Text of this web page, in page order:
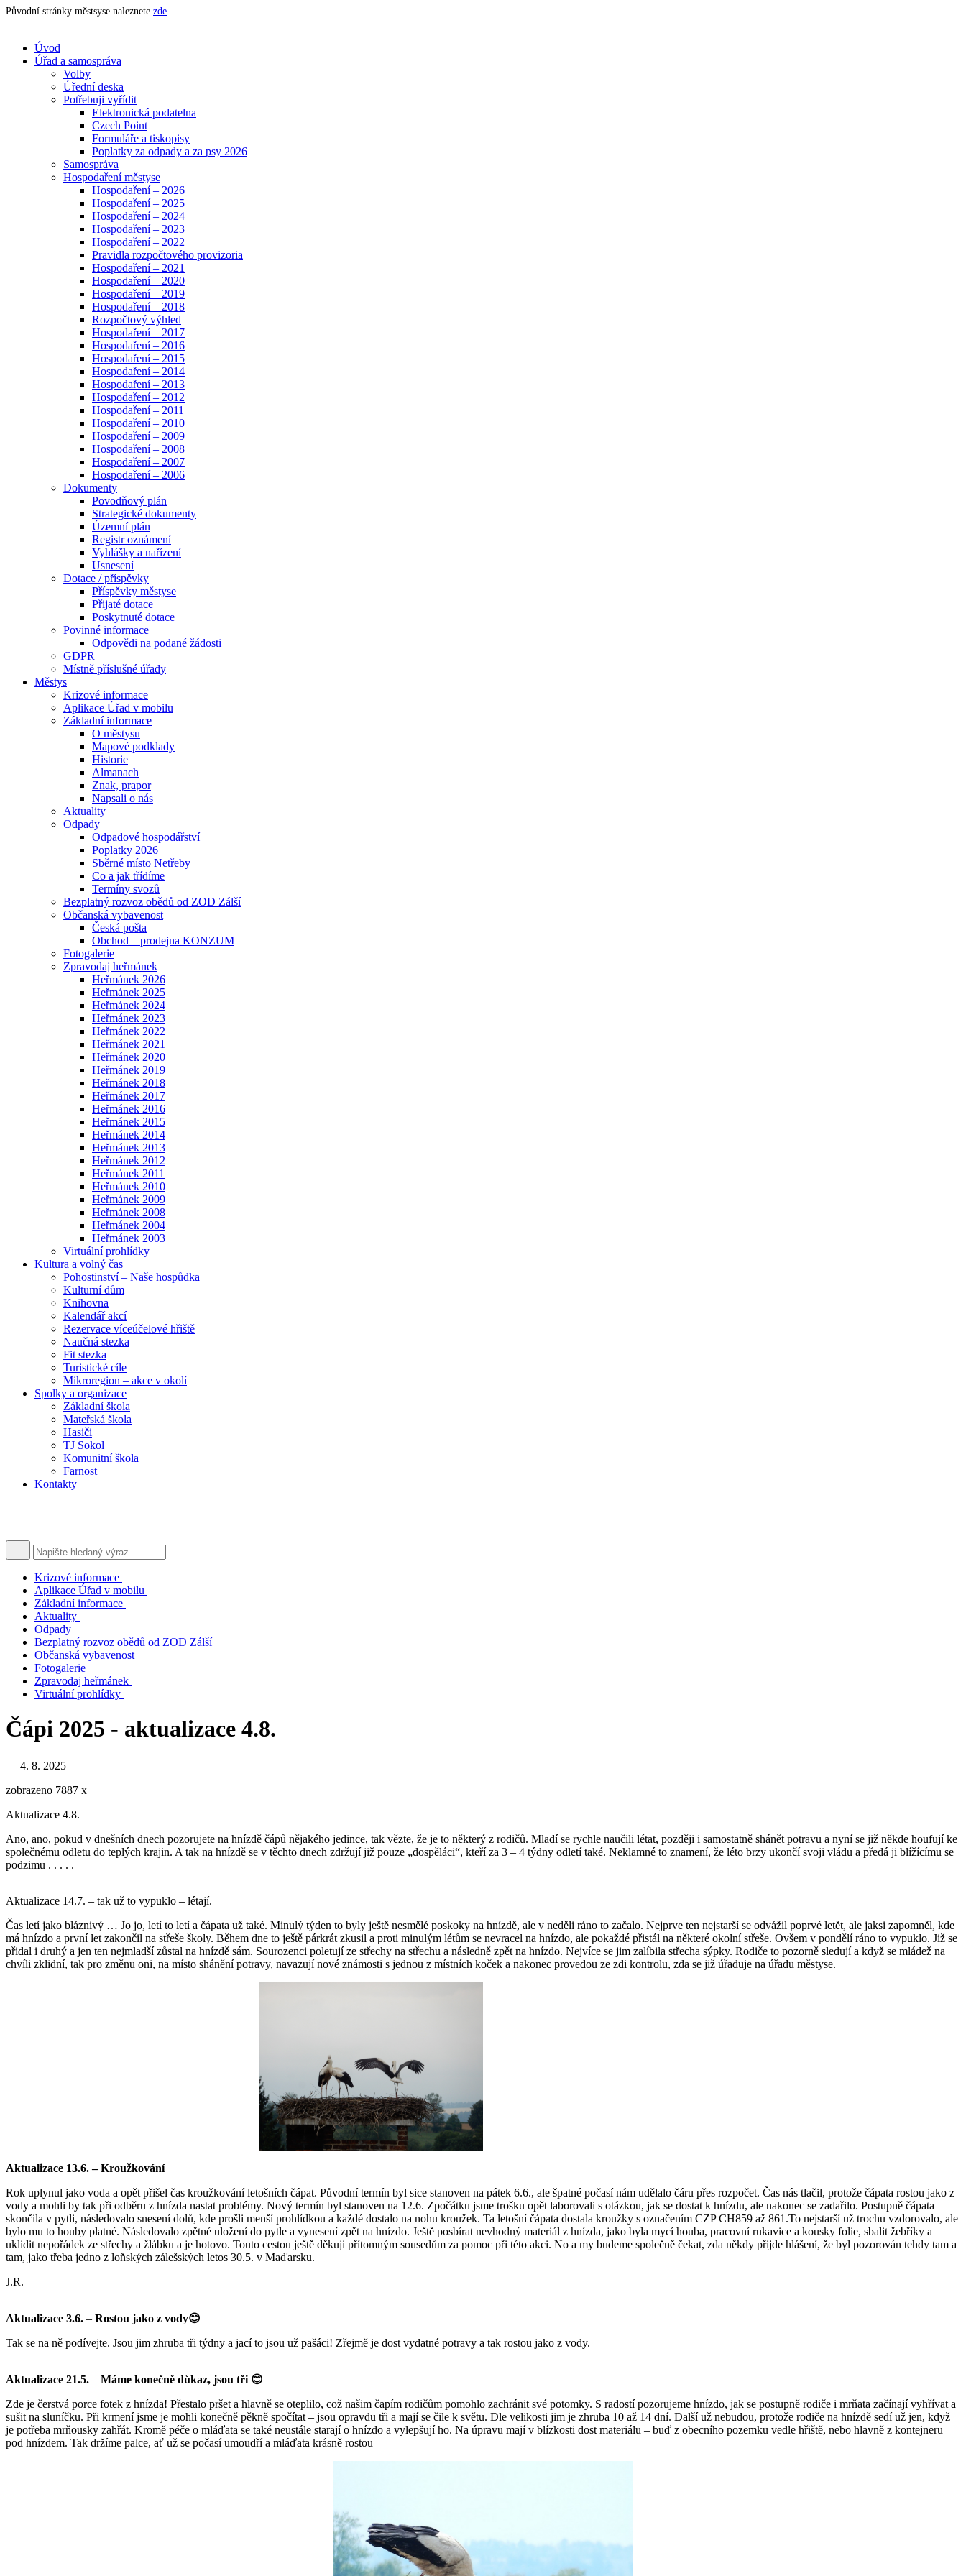
Původní stránky městsyse naleznete zde
Úvod
Úřad a samospráva
Volby
Úřední deska
Potřebuji vyřídit
Elektronická podatelna
Czech Point
Formuláře a tiskopisy
Poplatky za odpady a za psy 2026
Samospráva
Hospodaření městyse
Hospodaření – 2026
Hospodaření – 2025
Hospodaření – 2024
Hospodaření – 2023
Hospodaření – 2022
Pravidla rozpočtového provizoria
Hospodaření – 2021
Hospodaření – 2020
Hospodaření – 2019
Hospodaření – 2018
Rozpočtový výhled
Hospodaření – 2017
Hospodaření – 2016
Hospodaření – 2015
Hospodaření – 2014
Hospodaření – 2013
Hospodaření – 2012
Hospodaření – 2011
Hospodaření – 2010
Hospodaření – 2009
Hospodaření – 2008
Hospodaření – 2007
Hospodaření – 2006
Dokumenty
Povodňový plán
Strategické dokumenty
Územní plán
Registr oznámení
Vyhlášky a nařízení
Usnesení
Dotace / příspěvky
Příspěvky městyse
Přijaté dotace
Poskytnuté dotace
Povinné informace
Odpovědi na podané žádosti
GDPR
Místně příslušné úřady
Městys
Krizové informace
Aplikace Úřad v mobilu
Základní informace
O městysu
Mapové podklady
Historie
Almanach
Znak, prapor
Napsali o nás
Aktuality
Odpady
Odpadové hospodářství
Poplatky 2026
Sběrné místo Netřeby
Co a jak třídíme
Termíny svozů
Bezplatný rozvoz obědů od ZOD Zálší
Občanská vybavenost
Česká pošta
Obchod – prodejna KONZUM
Fotogalerie
Zpravodaj heřmánek
Heřmánek 2026
Heřmánek 2025
Heřmánek 2024
Heřmánek 2023
Heřmánek 2022
Heřmánek 2021
Heřmánek 2020
Heřmánek 2019
Heřmánek 2018
Heřmánek 2017
Heřmánek 2016
Heřmánek 2015
Heřmánek 2014
Heřmánek 2013
Heřmánek 2012
Heřmánek 2011
Heřmánek 2010
Heřmánek 2009
Heřmánek 2008
Heřmánek 2004
Heřmánek 2003
Virtuální prohlídky
Kultura a volný čas
Pohostinství – Naše hospůdka
Kulturní dům
Knihovna
Kalendář akcí
Rezervace víceúčelové hřiště
Naučná stezka
Fit stezka
Turistické cíle
Mikroregion – akce v okolí
Spolky a organizace
Základní škola
Mateřská škola
Hasiči
TJ Sokol
Komunitní škola
Farnost
Kontakty
Krizové informace
Aplikace Úřad v mobilu
Základní informace
Aktuality
Odpady
Bezplatný rozvoz obědů od ZOD Zálší
Občanská vybavenost
Fotogalerie
Zpravodaj heřmánek
Virtuální prohlídky
Čápi 2025 - aktualizace 4.8.
4. 8. 2025
zobrazeno 7887 x
Aktualizace 4.8.
Ano, ano, pokud v dnešních dnech pozorujete na hnízdě čápů nějakého jedince, tak vězte, že je to některý z rodičů. Mladí se rychle naučili létat, později i samostatně shánět potravu a nyní se již někde houfují ke
společnému odletu do teplých krajin. A tak na hnízdě se v těchto dnech zdržují již pouze „dospěláci“, kteří za 3 – 4 týdny odletí také. Neklamné to znamení, že léto brzy ukončí svoji vládu a předá ji blížícímu se
podzimu . . . . .
Aktualizace 14.7. – tak už to vypuklo – létají.
Čas letí jako bláznivý … Jo jo, letí to letí a čápata už také. Minulý týden to byly ještě nesmělé poskoky na hnízdě, ale v neděli ráno to začalo. Nejprve ten nejstarší se odvážil poprvé letět, ale jaksi zapomněl, kde
má hnízdo a první let zakončil na střeše školy. Během dne to ještě párkrát zkusil a proti minulým létům se nevracel na hnízdo, ale pokaždé přistál na některé okolní střeše. Ovšem v pondělí ráno to vypuklo. Již se
přidal i druhý a jen ten nejmladší zůstal na hnízdě sám. Sourozenci poletují ze střechy na střechu a následně zpět na hnízdo. Nejvíce se jim zalíbila střecha sýpky. Rodiče to pozorně sledují a když se mládež na
chvíli zklidní, tak pro změnu oni, na místo shánění potravy, navazují nové známosti s jednou z místních koček a nakonec provedou ze zdi kontrolu, zda se již úřaduje na úřadu městyse.
Aktualizace 13.6. – Kroužkování
Rok uplynul jako voda a opět přišel čas kroužkování letošních čápat. Původní termín byl sice stanoven na pátek 6.6., ale špatné počasí nám udělalo čáru přes rozpočet. Čas nás tlačil, protože čápata rostou jako z
vody a mohli by tak při odběru z hnízda nastat problémy. Nový termín byl stanoven na 12.6. Zpočátku jsme trošku opět laborovali s otázkou, jak se dostat k hnízdu, ale nakonec se zadařilo. Postupně čápata
skončila v pytli, následovalo snesení dolů, kde prošli menší prohlídkou a každé dostalo na nohu kroužek. Ta letošní čápata dostala kroužky s označením CZP CH859 až 861.To nejstarší už trochu vzdorovalo, ale
bylo mu to houby platné. Následovalo zpětné uložení do pytle a vynesení zpět na hnízdo. Ještě posbírat nevhodný materiál z hnízda, jako byla mycí houba, pracovní rukavice a kousky folie, sbalit žebříky a
uklidit nepořádek ze střechy a žlábku a je hotovo. Touto cestou ještě děkuji přítomným sousedům za pomoc při této akci. No a my budeme společně čekat, zda někdy přijde hlášení, že byl pozorován tehdy tam a
tam, jako třeba jedno z loňských zálešských letos 30.5. v Maďarsku.
J.R.
Aktualizace 3.6. – Rostou jako z vody😊
Tak se na ně podívejte. Jsou jim zhruba tři týdny a jací to jsou už pašáci! Zřejmě je dost vydatné potravy a tak rostou jako z vody.
Aktualizace 21.5. – Máme konečně důkaz, jsou tři 😊
Zde je čerstvá porce fotek z hnízda! Přestalo pršet a hlavně se oteplilo, což našim čapím rodičům pomohlo zachránit své potomky. S radostí pozorujeme hnízdo, jak se postupně rodiče i mrňata začínají vyhřívat a
sušit na sluníčku. Při krmení jsme je mohli konečně pěkně spočítat – jsou opravdu tři a mají se čile k světu. Dle velikosti jim je zhruba 10 až 14 dní. Další už nebudou, protože rodiče na hnízdě sedí už jen, když
je potřeba mrňousky zahřát. Kromě péče o mláďata se také neustále starají o hnízdo a vylepšují ho. Na úpravu mají v blízkosti dost materiálu – buď z obecního pozemku vedle hřiště, nebo hlavně z kontejneru
pod hnízdem. Tak držíme palce, ať už se počasí umoudří a mláďata krásně rostou